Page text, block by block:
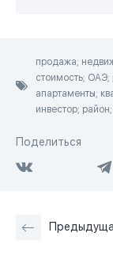
продажа;
стоимость; ОАЭ;
апартаменты;
инвестор;
Поделиться